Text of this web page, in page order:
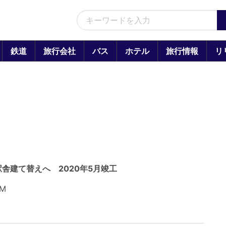
鉄道 旅行会社 バス ホテル 旅行情報 リ
舎建て替えへ 2020年5月竣工